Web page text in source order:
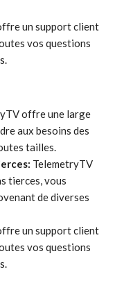
un support client
vos questions
offre une large
aux besoins des
tailles.
TelemetryTV
tierces, vous
de diverses
un support client
vos questions